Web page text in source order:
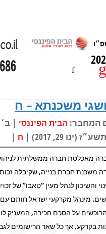
משכנתא – ח
המחבר: הבית הפיננסי |
(ינו 29, 2017) |
ח |
מאכלסת חברה ממשלתית לניהול
משכנת חברת בנייה, שקיבלה
והשיכון לנהל מעין “טאבו” של
מינהל מקרקעי ישראל חותם
על הסכם חכירה, המעניק
בקרקע, אך כל שאר הרישומים